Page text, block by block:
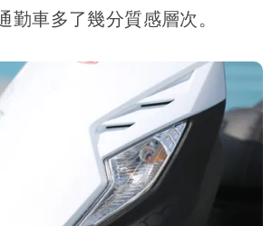
勤車多了幾分質感層次。